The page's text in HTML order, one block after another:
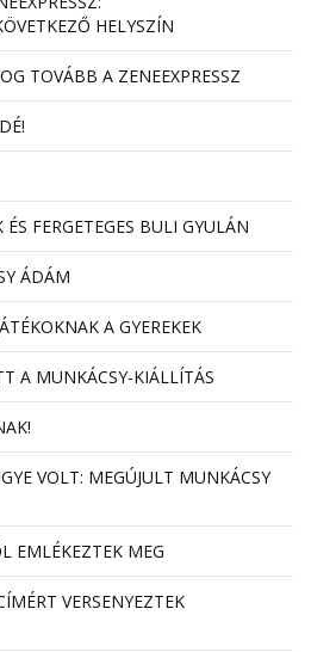
HELYSZÍN
TOVÁBB A ZENEEXPRESSZ
FERGETEGES BULI GYULÁN
ÁDÁM
A GYEREKEK
A MUNKÁCSY-KIÁLLÍTÁS
VOLT: MEGÚJULT MUNKÁCSY
EMLÉKEZTEK MEG
VERSENYEZTEK